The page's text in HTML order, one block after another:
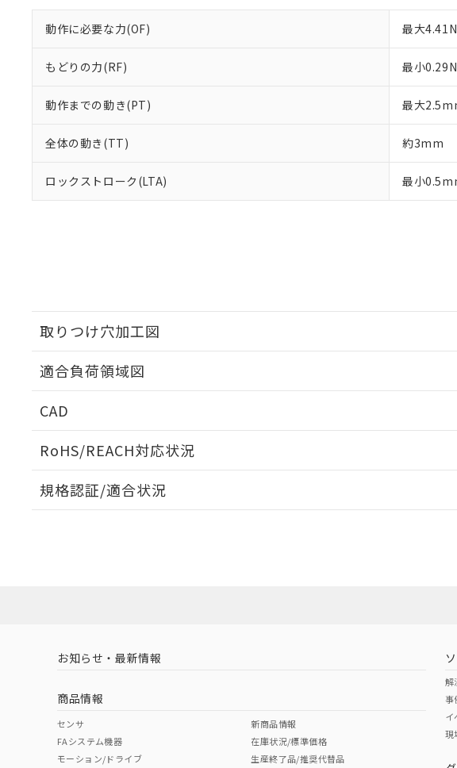
動作に必要な力(OF) 最大4.41N
もどりの力(RF) 最小0.29N
動作までの動き(PT) 最大
全体の動き(TT) 約3mm
ロックストローク(LTA) 最小
取りつけ穴加工図
適合負荷領域図
CAD
RoHS/REACH対応状況
EU RoHS 注意事項・凡例
ダウンロード
中国 RoHS 注意事項・凡例
中国 RoHS表
Pb Hg Cr(VI)
規格認証/適合状況
（イギリス
（ノルウェー
（日
お知らせ・最新情報
商品情報
センサ
FAシステム機器
モーション/ドライブ
新商品情報
在庫状況/標準価格
生産終了品/推奨代替品
解
事
イ
現